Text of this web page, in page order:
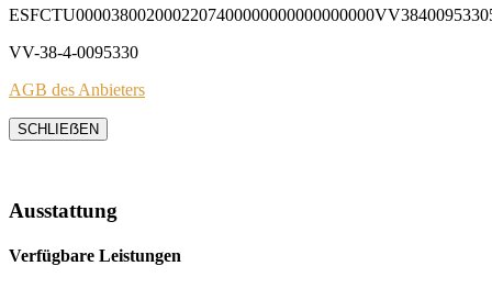
VV-38-4-0095330
AGB des Anbieters
SCHLIEẞEN
Ausstattung
Verfügbare Leistungen